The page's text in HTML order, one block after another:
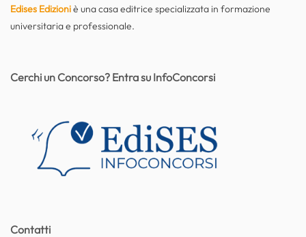
Edises Edizioniè una casa editrice specializzata in formazione
universitaria e professionale.
Contatti
Cerchi un Concorso? Entra su InfoConcorsi